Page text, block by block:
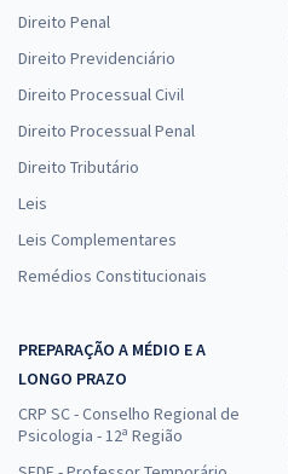
Direito Penal
Direito Previdenciário
Direito Processual Civil
Direito Processual Penal
Direito Tributário
Leis
Leis Complementares
Remédios Constitucionais
PREPARAÇÃO A MÉDIO E A
LONGO PRAZO
CRP SC - Conselho Regional de
Psicologia - 12ª Região